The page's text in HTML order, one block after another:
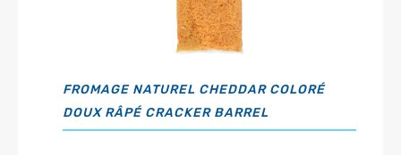
FROMAGE NATUREL CHEDDAR COLORÉ
DOUX RÂPÉ CRACKER BARREL